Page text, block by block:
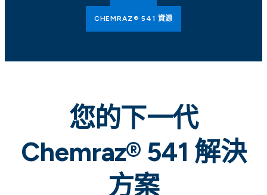
CHEMRAZ® 541 資源
您的下一代
Chemraz® 541 解決
方案